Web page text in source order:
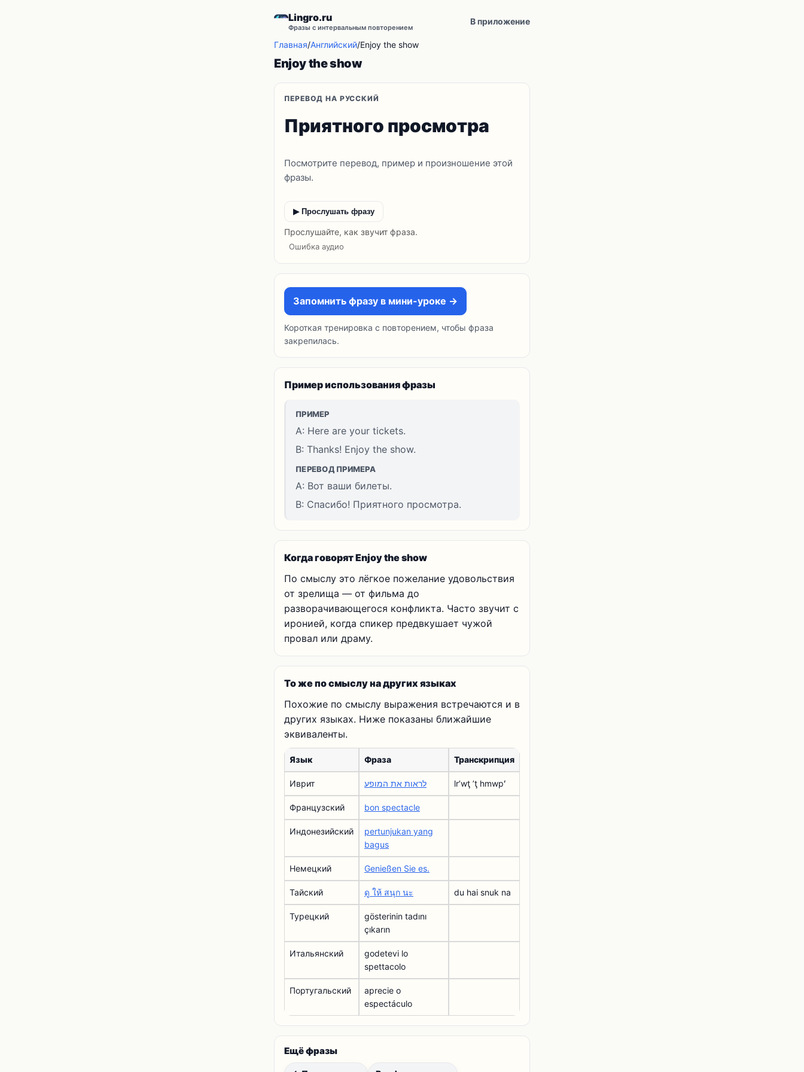
Lingro.ru
Фразы с интервальным повторением
В приложение
Главная/Английский/Enjoy the show
Enjoy the show
ПЕРЕВОД НА РУССКИЙ
Приятного просмотра
Посмотрите перевод, пример и произношение этой
фразы.
▶ Прослушать фразу
Прослушайте, как звучит фраза.
Ошибка аудио
Запомнить фразу в мини-уроке →
Короткая тренировка с повторением, чтобы фраза
закрепилась.
Пример использования фразы
ПРИМЕР
A: Here are your tickets.
B: Thanks! Enjoy the show.
ПЕРЕВОД ПРИМЕРА
A: Вот ваши билеты.
B: Спасибо! Приятного просмотра.
Когда говорят Enjoy the show
По смыслу это лёгкое пожелание удовольствия
от зрелища — от фильма до
разворачивающегося конфликта. Часто звучит с
иронией, когда спикер предвкушает чужой
провал или драму.
То же по смыслу на других языках
Похожие по смыслу выражения встречаются и в
других языках. Ниже показаны ближайшие
эквиваленты.
Язык Фраза Транскрипция
Иврит לראות את המופע lrʼwţ ʼţ hmwpʻ
Французский bon spectacle
Индонезийский
pertunjukan yang
bagus
Немецкий Genießen Sie es.
Тайский ดู ให้ สนุก นะ du hai snuk na
Турецкий
gösterinin tadını
çıkarın
Итальянский
godetevi lo
spettacolo
Португальский
aprecie o
espectáculo
Ещё фразы